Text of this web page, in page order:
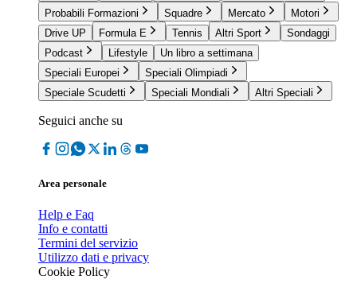
Probabili Formazioni
Squadre Mercato
Motori
Drive UP
Formula E Tennis Altri Sport
Sondaggi
Podcast
Lifestyle
Un libro a settimana
Speciali Europei
Speciali Olimpiadi
Speciale Scudetti
Speciali Mondiali Altri Speciali
Seguici anche su
Area personale
Help e Faq
Info e contatti
Termini del servizio
Utilizzo dati e privacy
Cookie Policy